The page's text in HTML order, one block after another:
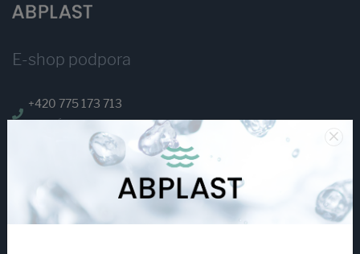
E-shop podpora
+420 775 173 713
eshop@abplastgroup.cz
INFOLINKA
×